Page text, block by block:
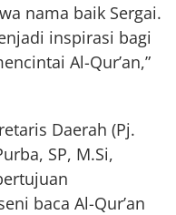
nama baik Sergai.
inspirasi bagi
Al-Qur’an,”
Daerah (Pj.
SP, M.Si,
baca Al-Qur’an